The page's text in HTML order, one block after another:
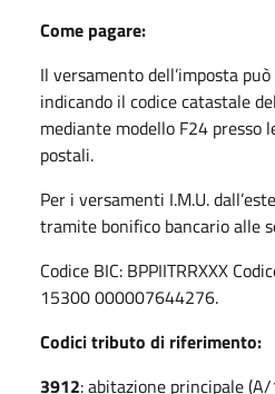
Come pagare:
Il versamento dell’imposta
indicando il codice catastale
mediante modello F24 presso
postali.
Per i versamenti I.M.U.
tramite bonifico bancario alle
Codice BIC: BPPIITRRXXX
15300 000007644276.
Codici tributo di riferimento:
3912: abitazione principale